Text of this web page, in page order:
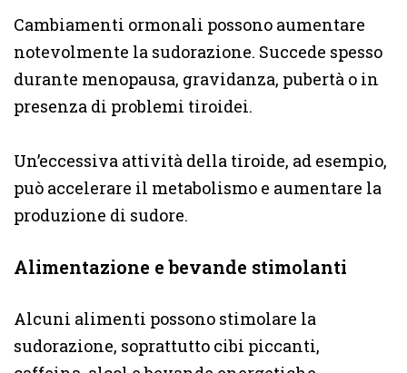
Cambiamenti ormonali possono aumentare
notevolmente la sudorazione. Succede spesso
durante menopausa, gravidanza, pubertà o in
presenza di problemi tiroidei.
Un’eccessiva attività della tiroide, ad esempio,
può accelerare il metabolismo e aumentare la
produzione di sudore.
Alimentazione e bevande stimolanti
Alcuni alimenti possono stimolare la
sudorazione, soprattutto cibi piccanti,